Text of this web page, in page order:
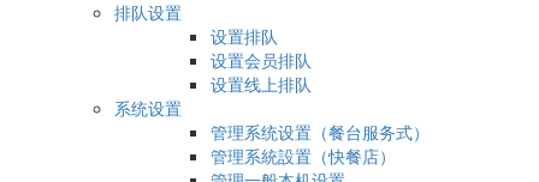
排队设置
设置排队
设置会员排队
设置线上排队
系统设置
管理系统设置（餐台服务式）
管理系統設置（快餐店）